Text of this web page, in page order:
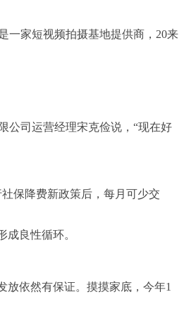
家短视频拍摄基地提供商，20来
公司运营经理宋克俭说，“现在好
保降费新政策后，每月可少交
良性循环。
依然有保证。摸摸家底，今年1